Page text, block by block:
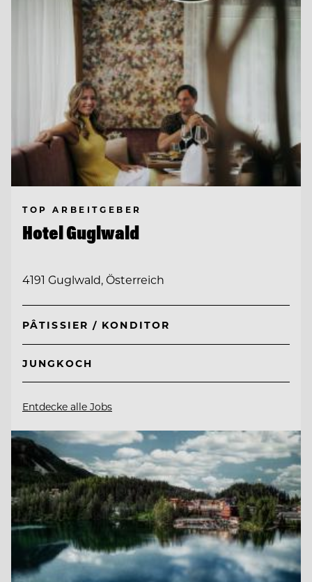
TOP ARBEITGEBER
Hotel Guglwald
4191 Guglwald, Österreich
PÂTISSIER / KONDITOR
JUNGKOCH
Entdecke alle Jobs